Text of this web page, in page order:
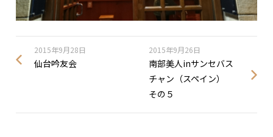
2015年9月28日
仙台吟友会
2015年9月26日
南部美人inサンセバス
チャン（スペイン）
その５